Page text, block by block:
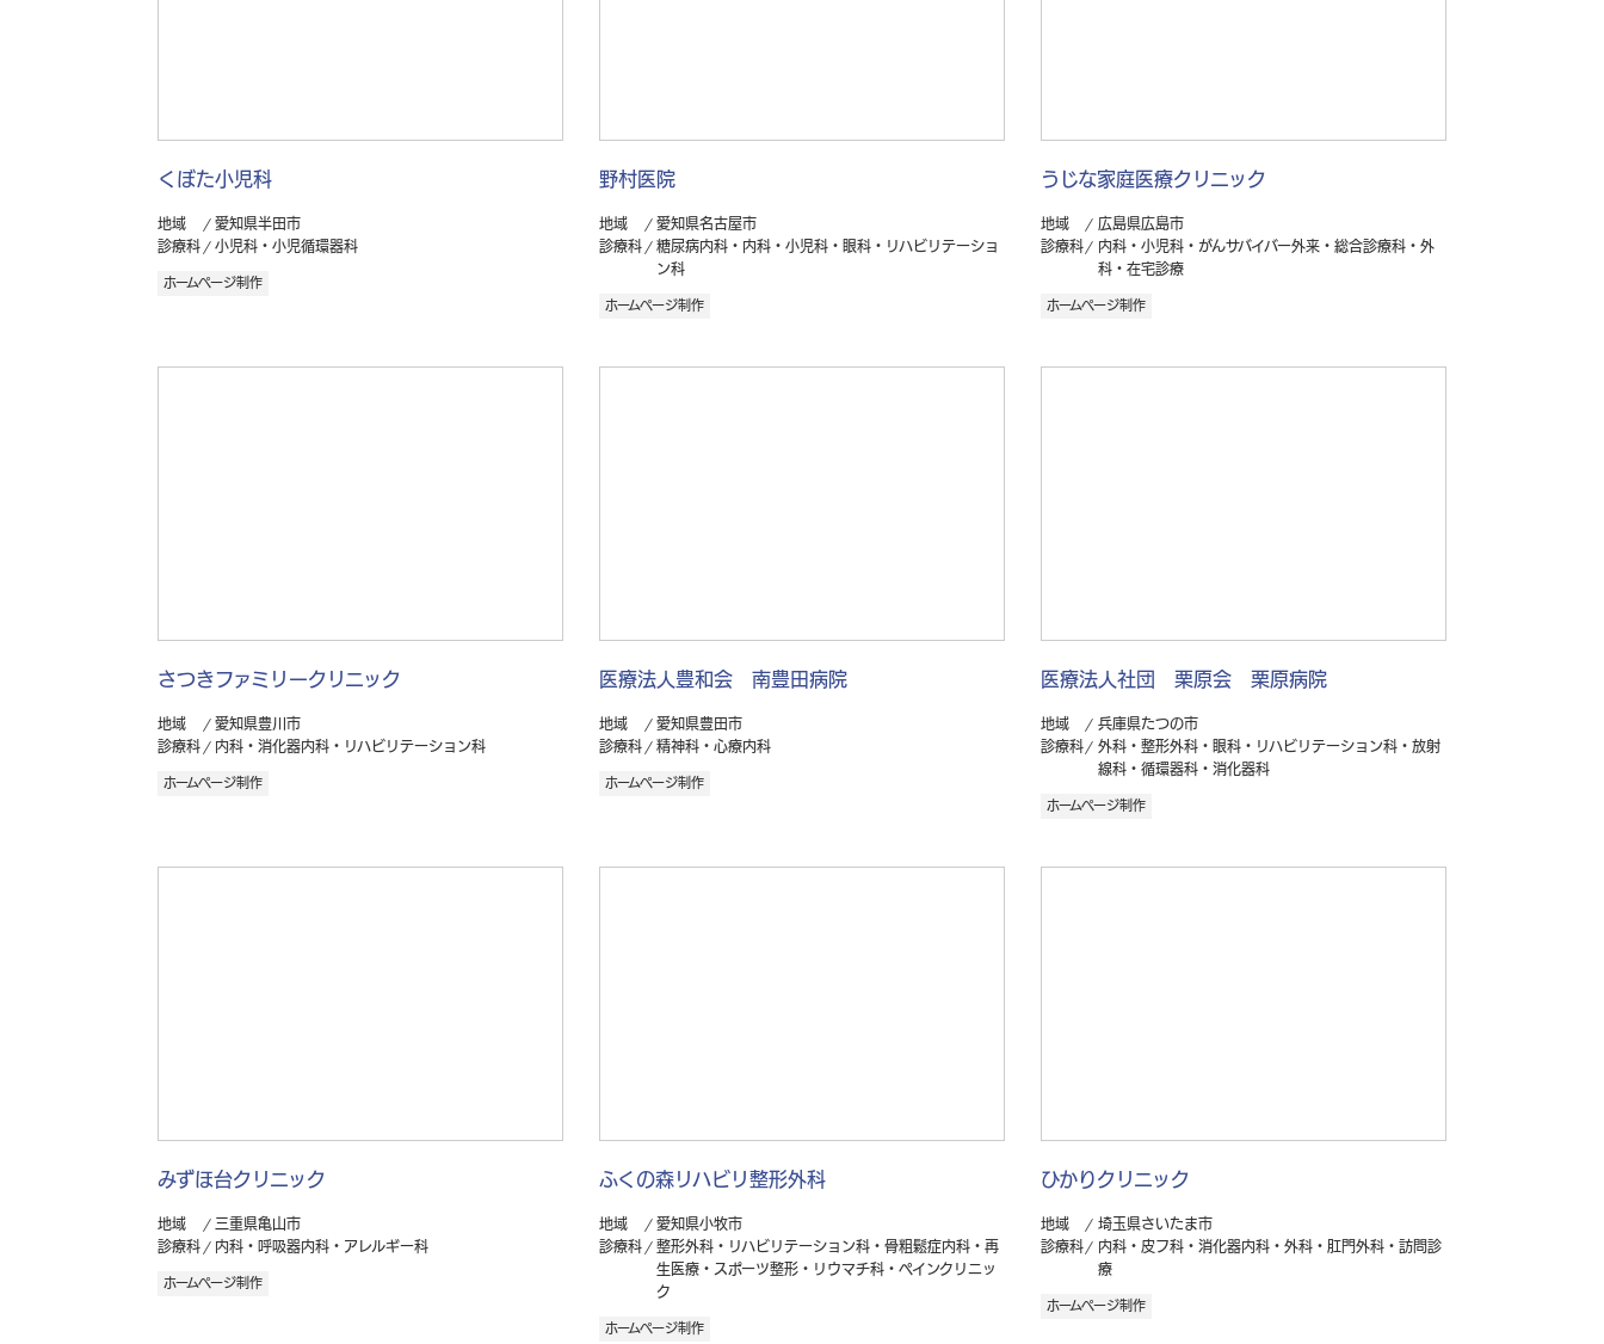
くぼた小児科
地域
愛知県半田市
診療科
小児科・小児循環器科
ホームページ制作
野村医院
地域
愛知県名古屋市
診療科
糖尿病内科・内科・小児科・眼科・リハビリテーショ
ン科
ホームページ制作
うじな家庭医療クリニック
地域
広島県広島市
診療科
内科・小児科・がんサバイバー外来・総合診療科・外
科・在宅診療
ホームページ制作
さつきファミリークリニック
地域
愛知県豊川市
診療科
内科・消化器内科・リハビリテーション科
ホームページ制作
医療法人豊和会 南豊田病院
地域
愛知県豊田市
診療科
精神科・心療内科
ホームページ制作
医療法人社団 栗原会 栗原病院
地域
兵庫県たつの市
診療科
外科・整形外科・眼科・リハビリテーション科・放射
線科・循環器科・消化器科
ホームページ制作
みずほ台クリニック
地域
三重県亀山市
診療科
内科・呼吸器内科・アレルギー科
ホームページ制作
ふくの森リハビリ整形外科
地域
愛知県小牧市
診療科
整形外科・リハビリテーション科・骨粗鬆症内科・再
生医療・スポーツ整形・リウマチ科・ペインクリニッ
ク
ホームページ制作
ひかりクリニック
地域
埼玉県さいたま市
診療科
内科・皮フ科・消化器内科・外科・肛門外科・訪問診
療
ホームページ制作